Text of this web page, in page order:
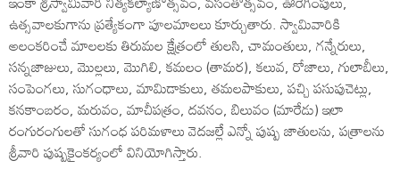
ఉత్సవాలకుగాను ప్రత్యేకంగా పూలమాలలు కూర్చుతారు. స్వామివారికి
అలంకరించే మాలలకు తిరుమల క్షేత్రంలో తులసి, చామంతులు, గన్నేరులు,
సన్నజాజులు, మొల్లలు, మొగిలి, కమలం (తామర), కలువ, రోజాలు, గులాబీలు,
సంపెంగలు, సుగంధాలు, మామిడాకులు, తమలపాకులు, పచ్చి పసుపుచెట్లు,
కనకాంబరం, మరువం, మాచీపత్రం, దవనం, బిలువం (మారేడు) ఇలా
రంగురంగులతో సుగంధ పరిమళాలు వెదజల్లే ఎన్నో పుష్ప జాతులను, పత్రాలను
శ్రీవారి పుష్పకైంకర్యంలో వినియోగిస్తారు.